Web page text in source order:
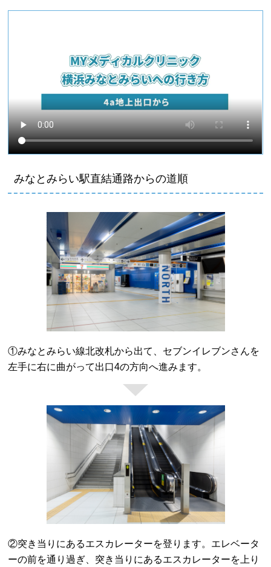
みなとみらい駅直結通路からの道順
①みなとみらい線北改札から出て、セブンイレブンさんを
左手に右に曲がって出口4の方向へ進みます。
②突き当りにあるエスカレーターを登ります。エレベータ
ーの前を通り過ぎ、突き当りにあるエスカレーターを上り